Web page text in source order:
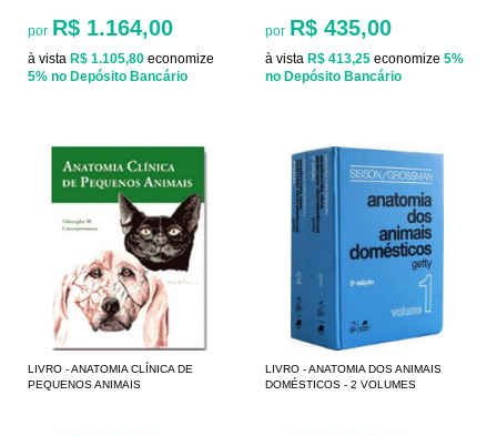
por R$ 1.164,00
à vista R$ 1.105,80 economize
5% no Depósito Bancário
por R$ 435,00
à vista R$ 413,25 economize 5%
no Depósito Bancário
LIVRO - ANATOMIA CLÍNICA DE
PEQUENOS ANIMAIS
LIVRO - ANATOMIA DOS ANIMAIS
DOMÉSTICOS - 2 VOLUMES